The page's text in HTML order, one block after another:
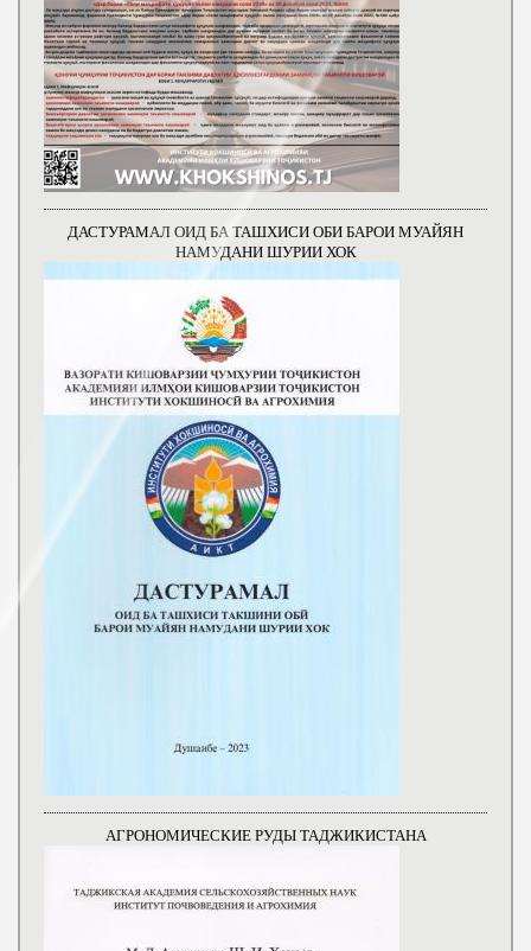
ДАСТУРАМАЛ ОИД БА ТАШХИСИ ОБИ БАРОИ МУАЙЯН
НАМУДАНИ ШУРИИ ХОК
АГРОНОМИЧЕСКИЕ РУДЫ ТАДЖИКИСТАНА